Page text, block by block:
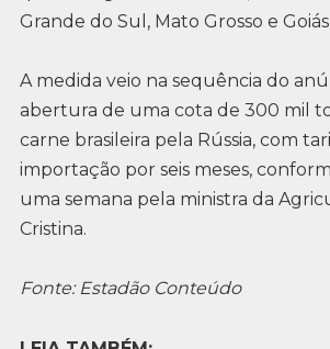
Grande do Sul, Mato Grosso e Goiás.
A medida veio na sequência do
abertura de uma cota de 300 mil
carne brasileira pela Rússia, com
importação por seis meses,
uma semana pela ministra da
Cristina.
Fonte: Estadão Conteúdo